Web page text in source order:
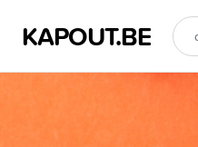
KAPOUT.BE